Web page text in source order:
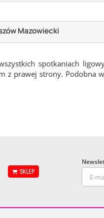
Mazowiecki
spotkaniach
z prawej strony. Podobna
SKLEP